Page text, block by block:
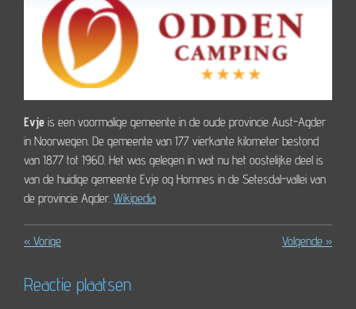
Evje is een voormalige gemeente in de oude provincie Aust-Agder
in Noorwegen. De gemeente van 177 vierkante kilometer bestond
van 1877 tot 1960. Het was gelegen in wat nu het oostelijke deel is
van de huidige gemeente Evje og Hornnes in de Setesdal-vallei van
de provincie Agder. Wikipedia
« Vorige Volgende »
Reactie plaatsen